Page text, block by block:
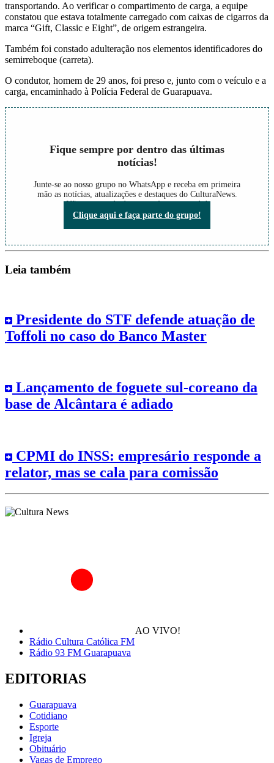
transportando. Ao verificar o compartimento de carga, a equipe
constatou que estava totalmente carregado com caixas de cigarros da
marca “Gift, Classic e Eight”, de origem estrangeira.
Também foi constado adulteração nos elementos identificadores do
semirreboque (carreta).
O condutor, homem de 29 anos, foi preso e, junto com o veículo e a
carga, encaminhado à Polícia Federal de Guarapuava.
Fique sempre por dentro das últimas
notícias!
Junte-se ao nosso grupo no WhatsApp e receba em primeira
mão as notícias, atualizações e destaques do CulturaNews.
Não perca nada do que está acontecendo!
Clique aqui e faça parte do grupo!
Leia também
Presidente do STF defende atuação de
Toffoli no caso do Banco Master
Lançamento de foguete sul-coreano da
base de Alcântara é adiado
CPMI do INSS: empresário responde a
relator, mas se cala para comissão
AO VIVO!
Rádio Cultura Católica FM
Rádio 93 FM Guarapuava
EDITORIAS
Guarapuava
Cotidiano
Esporte
Igreja
Obituário
Vagas de Emprego